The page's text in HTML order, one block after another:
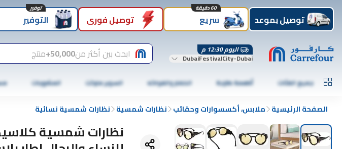
توصيل بموعد سريع
60 دقيقة
توصيل فوري التوفير
توفير
اليوم 12:30 م
DubaiFestivalCity-Dubai ابحث بين أكثر من50,000+ منتج
جميع الفئات أطعمة طازجة الخضار والفواكه السوبر ماركت المشروبات
الصفحة الرئيسية ملابس، أكسسوارات وحقائب نظارات شمسية نظارات شمسية نسائية